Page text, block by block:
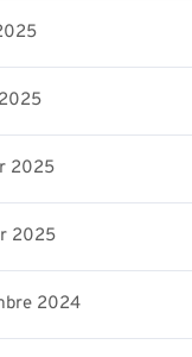
2025
2025
2024